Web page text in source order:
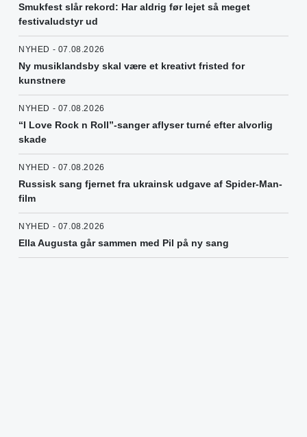
Smukfest slår rekord: Har aldrig før lejet så meget
festivaludstyr ud
NYHED - 07.08.2026
Ny musiklandsby skal være et kreativt fristed for
kunstnere
NYHED - 07.08.2026
“I Love Rock n Roll”-sanger aflyser turné efter alvorlig
skade
NYHED - 07.08.2026
Russisk sang fjernet fra ukrainsk udgave af Spider-Man-
film
NYHED - 07.08.2026
Ella Augusta går sammen med Pil på ny sang